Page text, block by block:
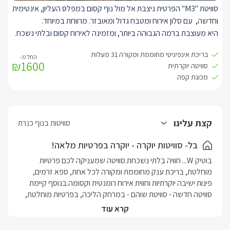
בנוסף, קיים חדר שינה עם חדר רחצה מפואר , להזמנת החדר הנוסף
בתיאום מול בעל המתחם ובתוספת תשלום.
סוויטת "M3" הפרטית ניצבת אל מול נוף קסום במפלס העליון, אינטימית
וחדשה, עם סלון אירוח ומטבח גדול ומאובזר. מרווחת במיוחד.
היא מעוצבת ברמה הגבוהה ביותר, ומזמינה לאירוח קסום ובלתי נשכח.
לאנטרנט אלחוטי.
מטבח מאובזר עם מכונת אספרסו חדשה וקפסולות, תנור ומיקרוגל,
מקרר, וכלי הגשה לשימוש המתארחים. בנוסף, שולחן אוכל.
מחוברת לאינטרנט אלחוטי.
עם אבזור מלא ויוקרתי, עם כורסאות זוגיות, שטיחים ומראות, עציצי נוי
ותאורה מיוחדת.
לסוויטה חדר רחצה מרווח וגדול במיוחד בו תמצאו עם שירותים, כיור זוגי
מהודר, עם מראות מעוצבות, ואמבט אליפסה קרמי מיוחד.
בריכת אינפיניטי מחוממת ומקורה 31 מעלות
סוויטה יוקרתית
מכונת קפה
₪1600
קצת עלינו סוויטות בנוף כנרת
בל- סוויטות יוקרה - יוקרה בפרטיות מלאה!
בריכה מחוממץ, ג'קוזי ספא ושפע פינוקים
קרא עוד